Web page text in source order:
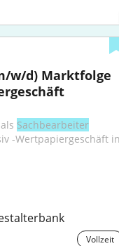
w/d) Marktfolge
Sachbearbeiter
-Wertpapiergeschäft
Vollzeit